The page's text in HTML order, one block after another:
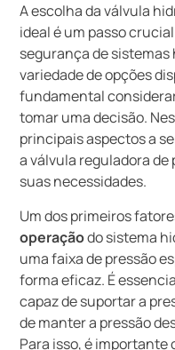
A escolha da válvula
ideal é um passo
segurança de
variedade de opções
fundamental
tomar uma decisão.
principais aspectos a
a válvula reguladora de
suas necessidades.
Um dos primeiros
operaçãodo sistema
uma faixa de pressão
forma eficaz. É
capaz de suportar a
de manter a pressão
Para isso, é